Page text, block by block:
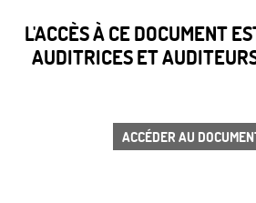
L'ACCÈS À CE DOCUMENT
AUDITRICES ET
ACCÉDER AU